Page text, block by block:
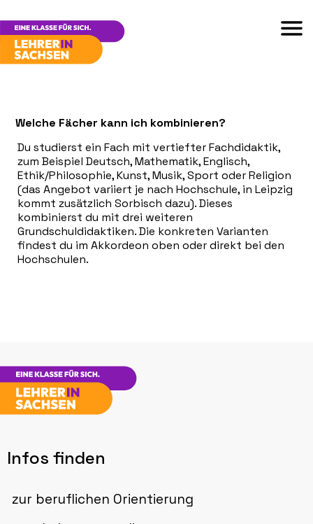
Welche Fächer kann ich kombinieren?
Du studierst ein Fach mit vertiefter Fachdidaktik,
zum Beispiel Deutsch, Mathematik, Englisch,
Ethik/Philosophie, Kunst, Musik, Sport oder Religion
(das Angebot variiert je nach Hochschule, in Leipzig
kommt zusätzlich Sorbisch dazu). Dieses
kombinierst du mit drei weiteren
Grundschuldidaktiken. Die konkreten Varianten
findest du im Akkordeon oben oder direkt bei den
Hochschulen.
Infos finden
zur beruflichen Orientierung